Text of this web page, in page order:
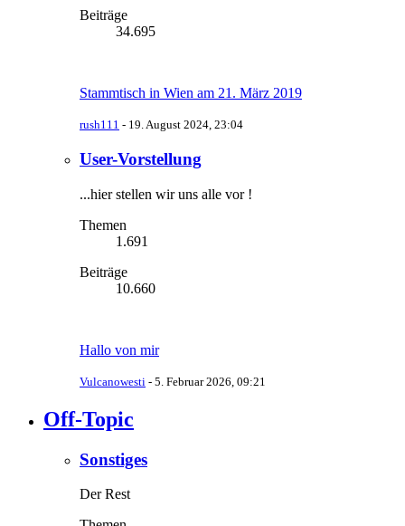
Beiträge
34.695
Stammtisch in Wien am 21. März 2019
rush111 - 19. August 2024, 23:04
User-Vorstellung
...hier stellen wir uns alle vor !
Themen
1.691
Beiträge
10.660
Hallo von mir
Vulcanowesti - 5. Februar 2026, 09:21
Off-Topic
Sonstiges
Der Rest